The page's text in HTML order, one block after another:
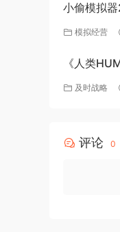
小偷模拟
模拟经营
《人类
版-百度网
及时战略
评论 0